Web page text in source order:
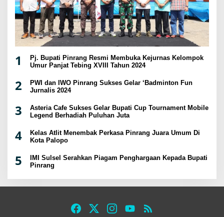
1
Pj. Bupati Pinrang Resmi Membuka Kejurnas Kelompok
Umur Panjat Tebing XVIII Tahun 2024
2
PWI dan IWO Pinrang Sukses Gelar ‘Badminton Fun
Jurnalis 2024
3
Asteria Cafe Sukses Gelar Bupati Cup Tournament Mobile
Legend Berhadiah Puluhan Juta
4
Kelas Atlit Menembak Perkasa Pinrang Juara Umum Di
Kota Palopo
5
IMI Sulsel Serahkan Piagam Penghargaan Kepada Bupati
Pinrang